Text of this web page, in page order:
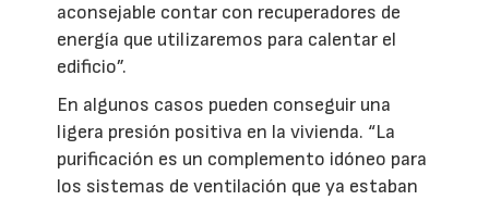
aconsejable contar con recuperadores de
energía que utilizaremos para calentar el
edificio”.
En algunos casos pueden conseguir una
ligera presión positiva en la vivienda. “La
purificación es un complemento idóneo para
los sistemas de ventilación que ya estaban